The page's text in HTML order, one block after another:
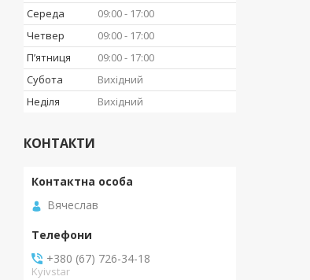
Середа
09:00
17:00
Четвер
09:00
17:00
Пʼятниця
09:00
17:00
Субота
Вихідний
Неділя
Вихідний
КОНТАКТИ
Вячеслав
+380 (67) 726-34-18
Kyivstar